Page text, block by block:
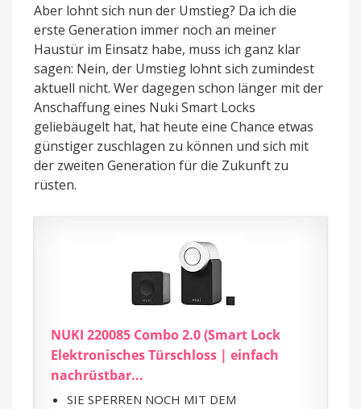
Aber lohnt sich nun der Umstieg? Da ich die
erste Generation immer noch an meiner
Haustür im Einsatz habe, muss ich ganz klar
sagen: Nein, der Umstieg lohnt sich zumindest
aktuell nicht. Wer dagegen schon länger mit der
Anschaffung eines Nuki Smart Locks
geliebäugelt hat, hat heute eine Chance etwas
günstiger zuschlagen zu können und sich mit
der zweiten Generation für die Zukunft zu
rüsten.
NUKI 220085 Combo 2.0 (Smart Lock
Elektronisches Türschloss | einfach
nachrüstbar...
SIE SPERREN NOCH MIT DEM